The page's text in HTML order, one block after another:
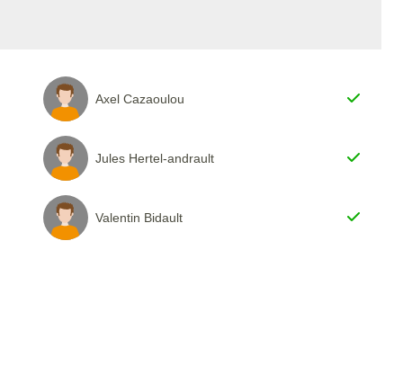
Axel Cazaoulou
Jules Hertel-andrault
Valentin Bidault